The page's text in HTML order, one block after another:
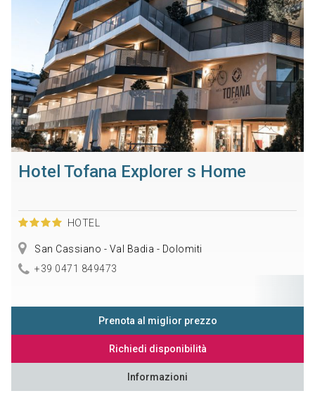
Hotel Tofana Explorer s Home
HOTEL
San Cassiano - Val Badia - Dolomiti
+39 0471 849473
Prenota al miglior prezzo
Richiedi disponibilità
Informazioni